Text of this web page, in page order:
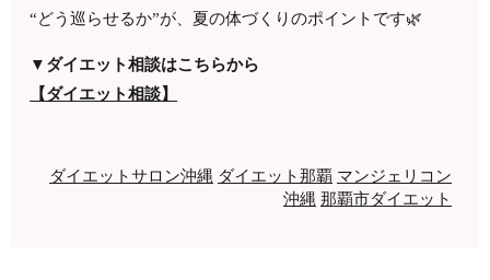
“どう巡らせるか”が、夏の体づくりのポイントです🌿
▼ ダイエット相談はこちらから
【ダイエット相談】
ダイエットサロン沖縄 ダイエット那覇 マンジェリコン
沖縄 那覇市ダイエット